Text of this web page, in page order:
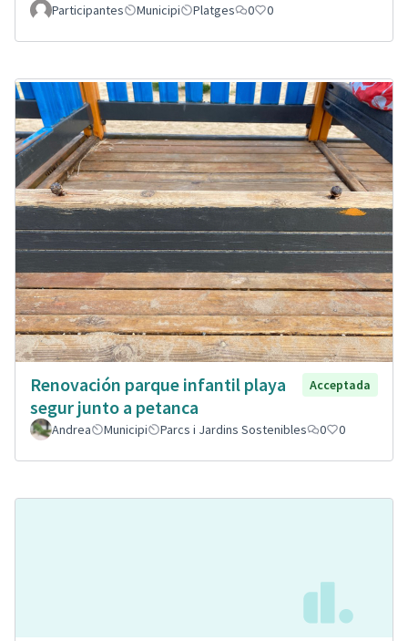
Participantes
Municipi Platges 0 0
Renovación parque infantil playa
segur junto a petanca
Acceptada
Andrea Municipi Parcs i Jardins Sostenibles 0 0